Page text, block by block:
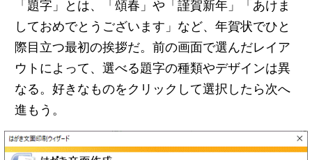
「題字」とは、「頌春」や「謹賀新年」「あけま
しておめでとうございます」など、年賀状でひと
際目立つ最初の挨拶だ。前の画面で選んだレイア
ウトによって、選べる題字の種類やデザインは異
なる。好きなものをクリックして選択したら次へ
進もう。